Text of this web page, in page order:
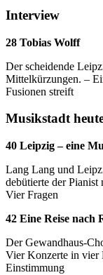
Interview
28 Tobias Wolff
Der scheidende
Mittelkürzungen. –
Fusionen streift
Musikstadt
40 Leipzig – eine
Lang Lang und
debütierte der
Vier Fragen
42 Eine Reise nach
Der Gewandhaus-
Vier Konzerte in vier
Einstimmung